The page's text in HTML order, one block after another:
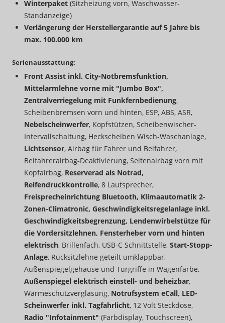
Winterpaket (Sitzheizung vorn, Waschwasser-
Standanzeige)
Verlängerung der Herstellergarantie auf 5 Jahre bis
max. 100.000 km
Serienausstattung:
Front Assist inkl. City-Notbremsfunktion,
Mittelarmlehne vorne mit "Jumbo Box",
Zentralverriegelung mit Funkfernbedienung,
Scheibenbremsen vorn und hinten, ESP, ABS, ASR,
Nebelscheinwerfer, Kopfstützen, Scheibenwischer-
Intervallschaltung, Heckscheiben Wisch-Waschanlage,
Lichtsensor, Airbag für Fahrer und Beifahrer,
Beifahrerairbag-Deaktivierung, Seitenairbag vorn mit
Kopfairbag, Reserverad als Notrad,
Reifendruckkontrolle, 8 Lautsprecher,
Freisprecheinrichtung Bluetooth, Klimaautomatik 2-
Zonen-Climatronic, Geschwindigkeitsregelanlage inkl.
Geschwindigkeitsbegrenzung, Lendenwirbelstütze für
die Vordersitzlehnen, Fensterheber vorn und hinten
elektrisch, Brillenfach, USB-C Schnittstelle, Start-Stopp-
Anlage, Rücksitzlehne geteilt umklappbar,
Außenspiegelgehäuse und Türgriffe in Wagenfarbe,
Außenspiegel elektrisch einstell- und beheizbar,
Wärmeschutzverglasung, Notrufsystem eCall, LED-
Scheinwerfer inkl. Tagfahrlicht, 12 Volt Steckdose,
Radio "Infotainment" (Farbdisplay, Touchscreen),